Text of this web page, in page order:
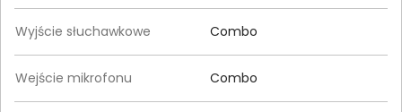
Wyjście słuchawkowe Combo
Wejście mikrofonu Combo